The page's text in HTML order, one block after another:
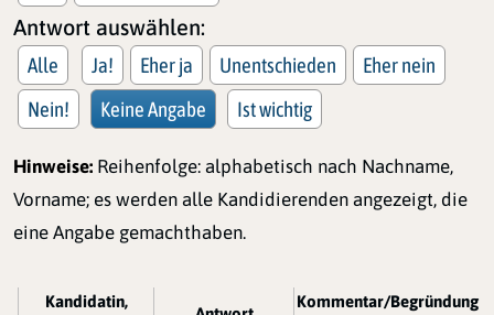
Antwort auswählen:
Alle Ja! Eher ja Unentschieden
Eher nein
Nein!
Keine Angabe Ist wichtig
Hinweise: Reihenfolge: alphabetisch nach Nachname,
Vorname; es werden alle Kandidierenden angezeigt, die
eine Angabe gemachthaben.
Kandidatin,
Kommentar/Begründung